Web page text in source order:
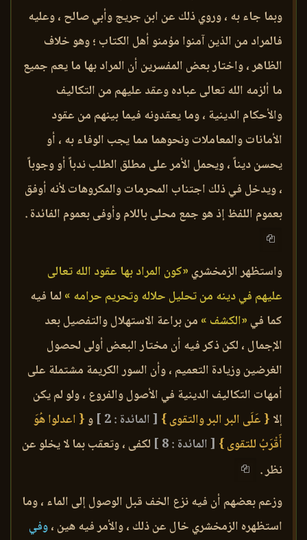
وبما جاء به ، وروي ذلك عن ابن جريج وأبي صالح ، وعليه
فالمراد من الذين آمنوا مؤمنو أهل الكتاب ؛ وهو خلاف
الظاهر ، واختار بعض المفسرين أن المراد بها ما يعم جميع
ما ألزمه الله تعالى عباده وعقد عليهم من التكاليف
والأحكام الدينية ، وما يعقدونه فيما بينهم من عقود
الأمانات والمعاملات ونحوهما مما يجب الوفاء به ، أو
يحسن ديناً ، ويحمل الأمر على مطلق الطلب ندباً أو وجوباً
، ويدخل في ذلك اجتناب المحرمات والمكروهات لأنه أوفق
بعموم اللفظ إذ هو جمع محلى باللام وأوفى بعموم الفائدة .
واستظهر الزمخشري «كون المراد بها عقود الله تعالى
عليهم في دينه من تحليل حلاله وتحريم حرامه » لما فيه
كما في «الكشف » من براعة الاستهلال والتفصيل بعد
الإجمال ، لكن ذكر فيه أن مختار البعض أولى لحصول
الغرضين وزيادة التعميم ، وأن السور الكريمة مشتملة على
أمهات التكاليف الدينية في الأصول والفروع ، ولو لم يكن
إلا { عَلَى البر البر والتقوى } [ المائدة : 2 ] و{ اعدلوا هُوَ
أَقْرَبُ للتقوى } [ المائدة : 8 ]
لكفى ، وتعقب بما لا يخلو عن
نظر .
وزعم بعضهم أن فيه نزع الخف قبل الوصول إلى الماء ، وما
استظهره الزمخشري خال عن ذلك ، والأمر فيه هين ،وفي